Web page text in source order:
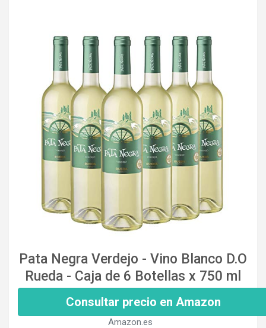
Pata Negra Verdejo - Vino Blanco D.O
Rueda - Caja de 6 Botellas x 750 ml
Consultar precio en Amazon
Amazon.es